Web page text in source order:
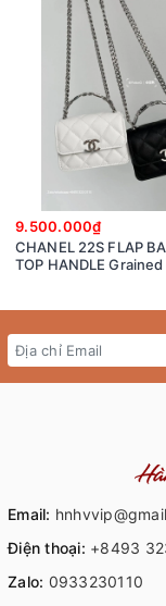
9.500.000₫
CHANEL 22S FLAP
TOP HANDLE
Email:
Điện thoại: +8493
Zalo: 0933230110